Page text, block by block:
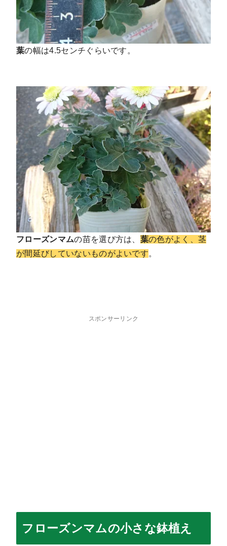
葉の幅は4.5センチぐらいです。
フローズンマムの苗を選び方は、 葉の色がよく、茎
が間延びしていない ものがよいです。
スポンサーリンク
フローズンマムの小さな鉢植え